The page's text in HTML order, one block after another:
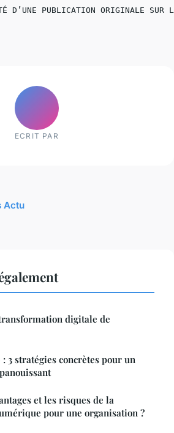
D’UNE PUBLICATION ORIGINALE
ECRIT PAR
Actu
digitale de
3 stratégies concrètes pour un
et les risques de la
pour une organisation ?